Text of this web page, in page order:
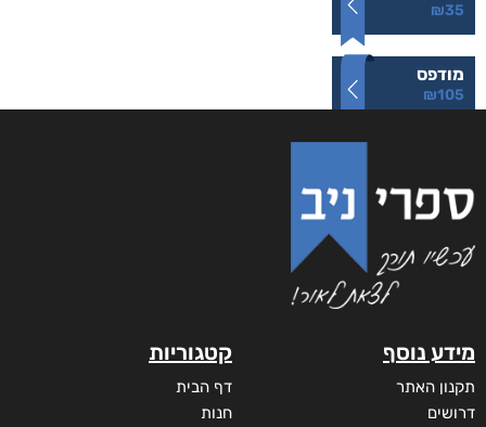
₪35
מודפס
₪105
מידע נוסף
תקנון האתר
דרושים
קטגוריות
דף הבית
חנות